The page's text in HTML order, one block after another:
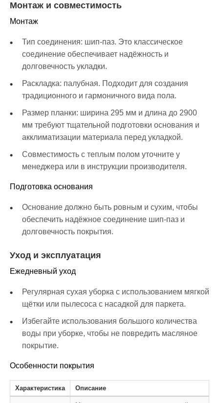
Монтаж и совместимость
Монтаж
Тип соединения: шип-паз. Это классическое
соединение обеспечивает надёжность и
долговечность укладки.
Раскладка: палубная. Подходит для создания
традиционного и гармоничного вида пола.
Размер планки: ширина 295 мм и длина до 2900
мм требуют тщательной подготовки основания и
акклиматизации материала перед укладкой.
Совместимость с теплым полом уточните у
менеджера или в инструкции производителя.
Подготовка основания
Основание должно быть ровным и сухим, чтобы
обеспечить надёжное соединение шип-паз и
долговечность покрытия.
Уход и эксплуатация
Ежедневный уход
Регулярная сухая уборка с использованием мягкой
щётки или пылесоса с насадкой для паркета.
Избегайте использования большого количества
воды при уборке, чтобы не повредить масляное
покрытие.
Особенности покрытия
Характеристика Описание